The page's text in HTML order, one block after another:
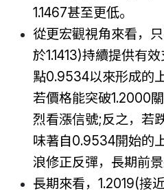
1.1467甚至更低。
從更宏觀視角來看，
於1.1413)持續提供有
點0.9534以來形成的
若價格能突破1.2000
烈看漲信號;反之，若
味著自0.9534開始的
浪修正反彈，長期前景
長期來看，1.2019(接